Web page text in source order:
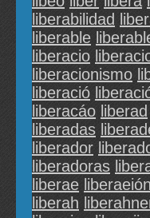
liberabilidad
liberable
liberacio
liberacionismo
liberació
liberacáo liberad
liberadas
liberador
liberadoras
liberae liberaeión
liberah